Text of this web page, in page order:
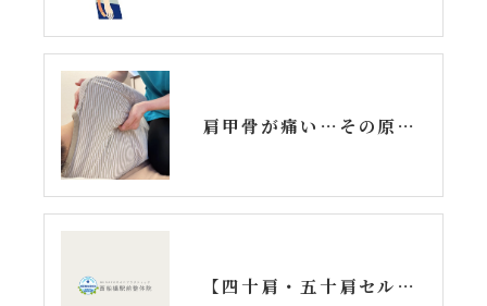
肩甲骨が痛い…その原因と対処法とは？
【四十肩・五十肩セルフチェック】症状の経過や痛みを緩和する方法も紹介